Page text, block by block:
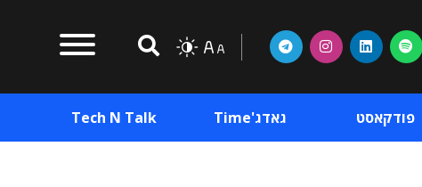
פודקאסט גאדג'Time Tech N Talk